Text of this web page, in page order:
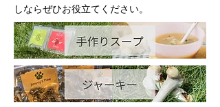
しならぜひお役立てください。